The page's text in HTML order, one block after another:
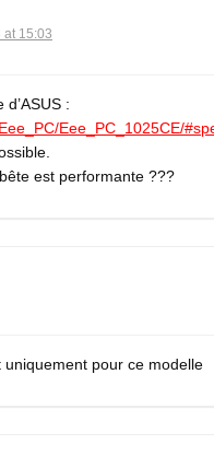
at 15:03
:
Eee_PC_1025CE/
est performante ???
uniquement pour ce modelle